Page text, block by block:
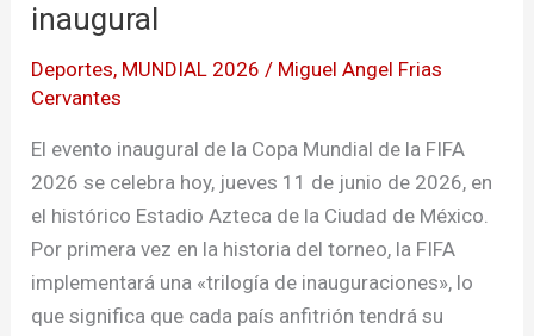
inaugural
Deportes, MUNDIAL 2026 / Miguel Angel Frias
Cervantes
El evento inaugural de la Copa Mundial de la FIFA
2026 se celebra hoy, jueves 11 de junio de 2026, en
el histórico Estadio Azteca de la Ciudad de México.
Por primera vez en la historia del torneo, la FIFA
implementará una «trilogía de inauguraciones», lo
que significa que cada país anfitrión tendrá su